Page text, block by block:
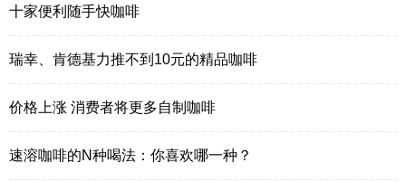
十家便利随手快咖啡
瑞幸、肯德基力推不到10元的精品咖啡
价格上涨 消费者将更多自制咖啡
速溶咖啡的N种喝法：你喜欢哪一种？